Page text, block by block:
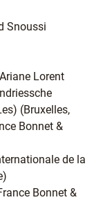
Snoussi
Lorent
(Bruxelles,
Bonnet &
de la
Bonnet &